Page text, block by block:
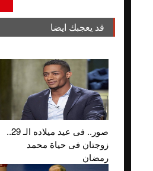
قد يعجبك ايضا
صور.. فى عيد ميلاده الـ 29..
زوجتان فى حياة محمد
رمضان